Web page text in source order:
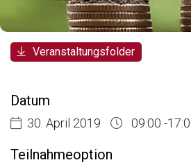
Breadcrumb
Aktuelle Veranstaltungen
Veranstaltungsfolder
Datum
30. April 2019 09:00 -
Teilnahmeoption